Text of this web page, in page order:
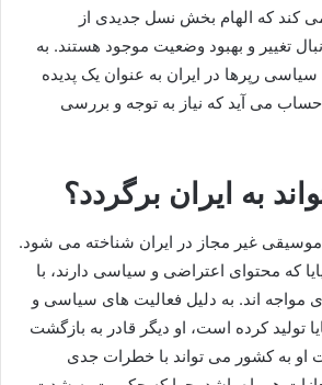
کند که الهام‌ بخش نسل جدیدی از
تغییر و بهبود وضعیت موجود هستند. به‌
رپرها در ایران به عنوان یک پدیده‌
می‌ آید که نیاز به توجه و بررسی
به ایران برگردد؟
غیر مجاز در ایران شناخته می‌ شود.
که محتوای اعتراضی و سیاسی دارند، با
مواجه‌ اند. به دلیل فعالیت‌ های سیاسی و
تولید کرده است، او دیگر قادر به بازگشت
او به کشور می‌ تواند با خطرات جدی